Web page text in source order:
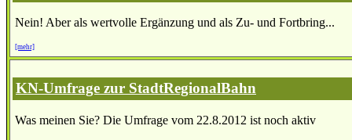
Nein! Aber als wertvolle Ergänzung und als Zu- und Fortbring...
[mehr]
KN-Umfrage zur StadtRegionalBahn
Was meinen Sie? Die Umfrage vom 22.8.2012 ist noch aktiv